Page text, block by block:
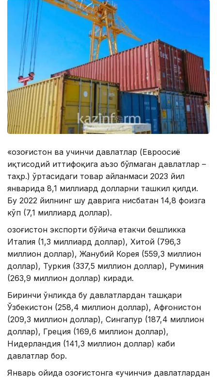
«Қозоғистон ва учинчи давлатлар (Евроосиё
иқтисодий иттифоқига аъзо бўлмаган давлатлар –
таҳр.) ўртасидаги товар айланмаси 2023 йил
январида 8,1 миллиард долларни ташкил қилди.
Бу 2022 йилнинг шу даврига нисбатан 14,8 фоизга
кўп (7,1 миллиард доллар).
Қозоғистон экспорти бўйича етакчи бешликка
Италия (1,3 миллиард доллар), Хитой (796,3
миллион доллар), Жанубий Корея (559,3 миллион
доллар), Туркия (337,5 миллион доллар), Руминия
(263,9 миллион доллар) киради.
Биринчи ўнликда бу давлатлардан ташқари
Ўзбекистон (258,4 миллион доллар), Афғонистон
(209,3 миллион доллар), Сингапур (187,4 миллион
доллар), Греция (169,6 миллион доллар),
Нидерландия (141,3 миллион доллар) каби
давлатлар бор.
Январь ойида Қозоғистонга «учинчи» давлатлардан